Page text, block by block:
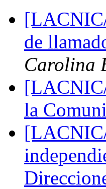
de
Carolina
[LACNIC/
la